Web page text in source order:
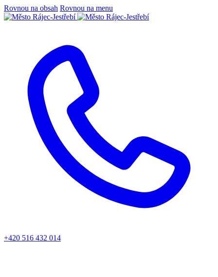
Rovnou na obsah Rovnou na menu
+420 516 432 014